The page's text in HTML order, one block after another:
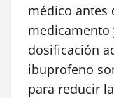
médico antes
medicamento
dosificación
ibuprofeno
para reducir